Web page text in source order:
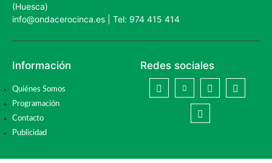
(Huesca)
info@ondacerocinca.es | Tel: 974 415 414
Información
Quiénes Somos
Programación
Contacto
Publicidad
Redes sociales